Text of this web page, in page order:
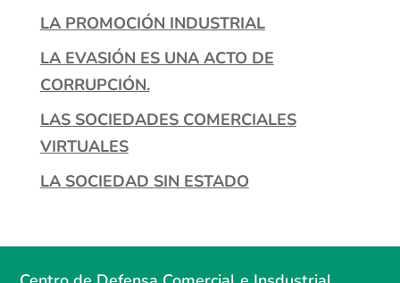
LA PROMOCIÓN INDUSTRIAL
LA EVASIÓN ES UNA ACTO DE
CORRUPCIÓN.
LAS SOCIEDADES COMERCIALES
VIRTUALES
LA SOCIEDAD SIN ESTADO